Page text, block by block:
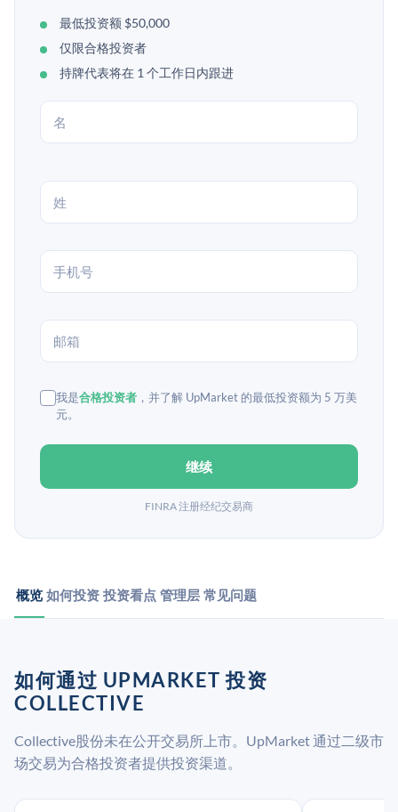
最低投资额 $50,000
仅限合格投资者
持牌代表将在 1 个工作日内跟进
我是合格投资者 ，并了解 UpMarket 的最低投资额为 5 万美
元。
继续
FINRA 注册经纪交易商
概览 如何投资 投资看点 管理层 常见问题
如何通过 UPMARKET 投资
COLLECTIVE
Collective股份未在公开交易所上市。UpMarket 通过二级市
场交易为合格投资者提供投资渠道。